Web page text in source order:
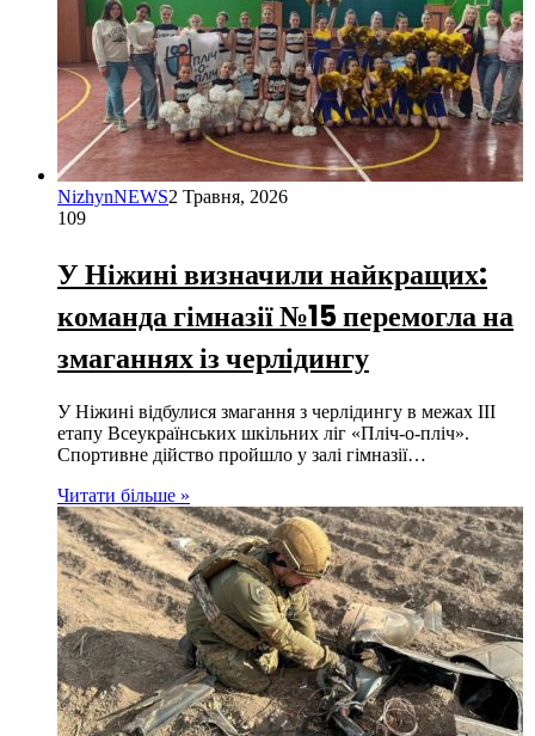
NizhynNEWS2 Травня, 2026
109
У Ніжині визначили найкращих:
команда гімназії №15 перемогла на
змаганнях із черлідингу
У Ніжині відбулися змагання з черлідингу в межах ІІІ
етапу Всеукраїнських шкільних ліг «Пліч-о-пліч».
Спортивне дійство пройшло у залі гімназії…
Читати більше »